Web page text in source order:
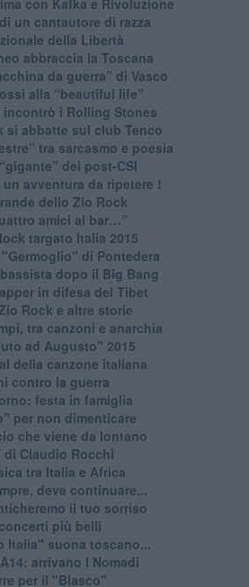
un cantautore di razza
della Libertà
abbraccia la Toscana
da guerra” di Vasco
alla “beautiful life”
i Rolling Stones
si abbatte sul club Tenco
tra sarcasmo e poesia
dei post-CSI
un avventura da ripetere !
dello Zio Rock
amici al bar…”
targato Italia 2015
di Pontedera
dopo il Big Bang
in difesa del Tibet
Rock e altre storie
tra canzoni e anarchia
ad Augusto" 2015
della canzone italiana
contro la guerra
festa in famiglia
per non dimenticare
che viene da lontano
di Claudio Rocchi
tra Italia e Africa
deve continuare...
il tuo sorriso
più belli
Italia" suona toscano...
arrivano I Nomadi
per il "Blasco"